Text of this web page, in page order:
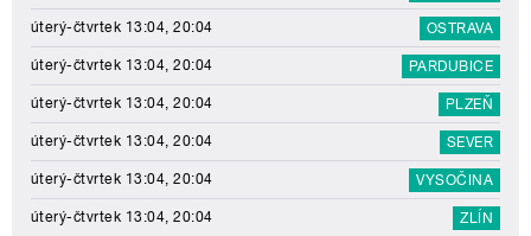
úterý-čtvrtek 13:04, 20:04 OSTRAVA
úterý-čtvrtek 13:04, 20:04 PARDUBICE
úterý-čtvrtek 13:04, 20:04 PLZEŇ
úterý-čtvrtek 13:04, 20:04 SEVER
úterý-čtvrtek 13:04, 20:04 VYSOČINA
úterý-čtvrtek 13:04, 20:04 ZLÍN